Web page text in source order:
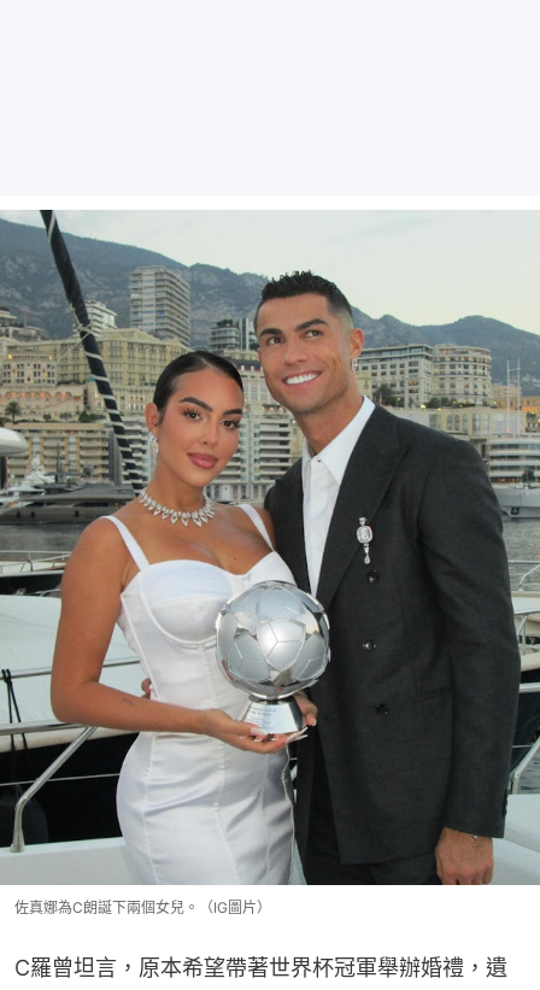
佐真娜為C朗誕下兩個女兒。（IG圖片）
C羅曾坦言，原本希望帶著世界杯冠軍舉辦婚禮，遺